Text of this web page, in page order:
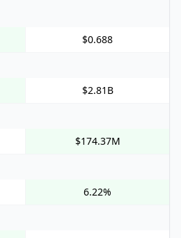
$0.688
$2.81B
$174.37M
6.22%